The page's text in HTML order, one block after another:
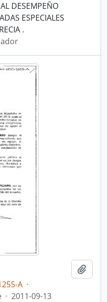
DESEMPEÑO
ESPECIALES
.
A ·
· 2011-09-13